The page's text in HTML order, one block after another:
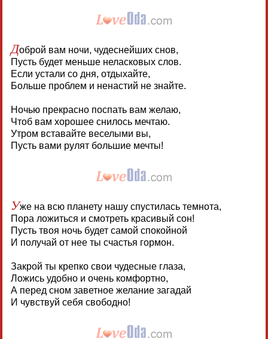
Доброй вам ночи, чудеснейших снов,
Пусть будет меньше неласковых слов.
Если устали со дня, отдыхайте,
Больше проблем и ненастий не знайте.
Ночью прекрасно поспать вам желаю,
Чтоб вам хорошее снилось мечтаю.
Утром вставайте веселыми вы,
Пусть вами рулят большие мечты!
Уже на всю планету нашу спустилась темнота,
Пора ложиться и смотреть красивый сон!
Пусть твоя ночь будет самой спокойной
И получай от нее ты счастья гормон.
Закрой ты крепко свои чудесные глаза,
Ложись удобно и очень комфортно,
А перед сном заветное желание загадай
И чувствуй себя свободно!